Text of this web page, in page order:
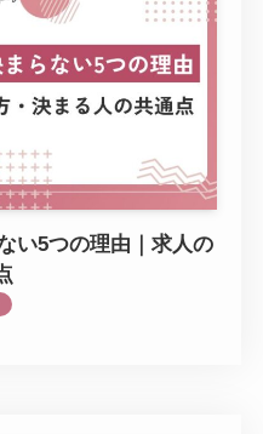
い5つの理由｜求人の